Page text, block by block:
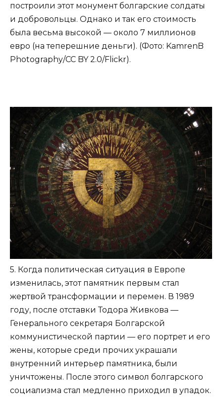
построили этот монумент болгарские солдаты
и добровольцы. Однако и так его стоимость
была весьма высокой — около 7 миллионов
евро (на теперешние деньги). (Фото: KamrenB
Photography/CC BY 2.0/Flickr).
5. Когда политическая ситуация в Европе
изменилась, этот памятник первым стал
жертвой трансформации и перемен. В 1989
году, после отставки Тодора Живкова —
Генерального секретаря Болгарской
коммунистической партии — его портрет и его
жены, которые среди прочих украшали
внутренний интерьер памятника, были
уничтожены. После этого символ болгарского
социализма стал медленно приходил в упадок.